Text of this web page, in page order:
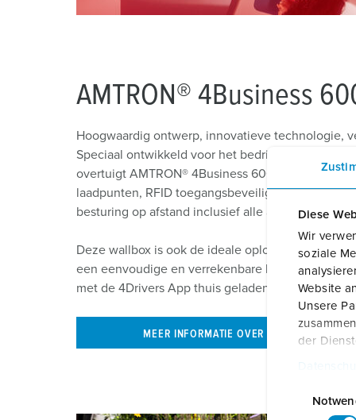
Diese
Wir
soziale
Website
Unsere
der
AMTRON® 4Business
Hoogwaardig ontwerp, innovatieve technologie,
Speciaal ontwikkeld voor het bedrijfsleven,
overtuigt AMTRON® 4Business 600 met gratis,
laadpunten, RFID toegangsbeveiliging en
besturing op afstand inclusief alle
Deze wallbox is ook de ideale oplossing voor
een eenvoudige en verrekenbare
met de 4Drivers App thuis geladen stroom
MEER INFORMATIE OVER DE AMTRON®